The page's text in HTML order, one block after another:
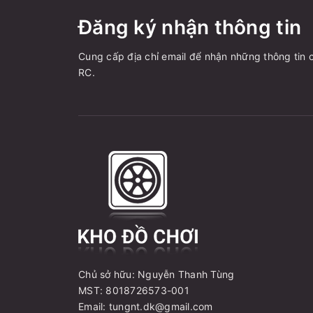
Đăng ký nhận thông tin
Cung cấp địa chỉ email để nhận những thông tin
RC.
Chủ sở hữu: Nguyễn Thanh Tùng
MST: 8018726573-001
Email: tungnt.dk@gmail.com